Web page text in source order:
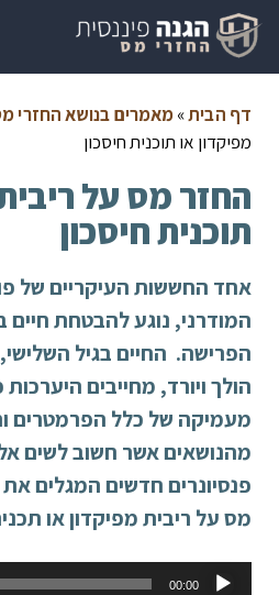
דף הבית»מאמרים בנושא החזרי
מפיקדון או תוכנית חיסכון
החזר מס על
תוכנית חיסכון
אחד החששות העיקריים של
המודרני, נוגע להבטחת חיים
הפרישה. החיים בגיל
הולך ויורד, מחייבים
מעמיקה של כלל הפרמטרים
מהנושאים אשר חשוב לשים
פנסיונרים חדשים המגלים
מס על ריבית מפיקדון או
00:00